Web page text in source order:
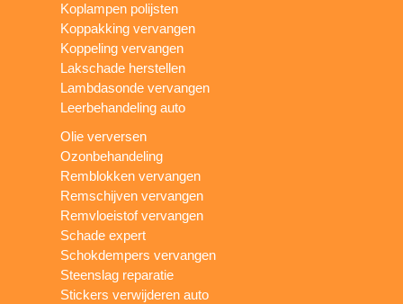
Koplampen polijsten
Koppakking vervangen
Koppeling vervangen
Lakschade herstellen
Lambdasonde vervangen
Leerbehandeling auto
Olie verversen
Ozonbehandeling
Remblokken vervangen
Remschijven vervangen
Remvloeistof vervangen
Schade expert
Schokdempers vervangen
Steenslag reparatie
Stickers verwijderen auto